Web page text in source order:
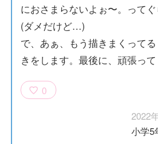
におさまらないよぉ〜。ってぐ
(ダメだけど…)
で、あぁ、もう描きまくって
きをします。最後に、頑張
0
2022
小学5